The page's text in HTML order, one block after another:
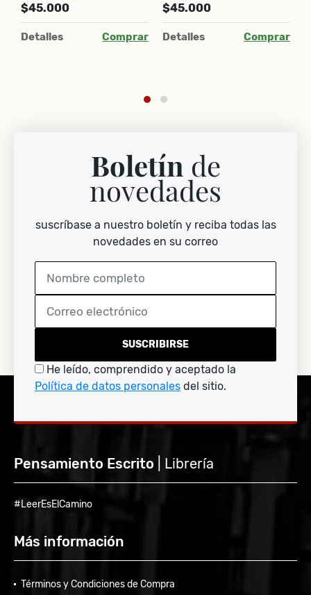
$45.000
Detalles Comprar
$45.000
Detalles Comprar
Boletín de
novedades
suscríbase a nuestro boletín y reciba todas las
novedades en su correo
SUSCRIBIRSE
He leído, comprendido y aceptado la
Política de datos personales del sitio.
Pensamiento Escrito | Librería
#LeerEsElCamino
Más información
Términos y Condiciones de Compra